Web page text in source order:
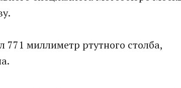
771 миллиметр ртутного столба,